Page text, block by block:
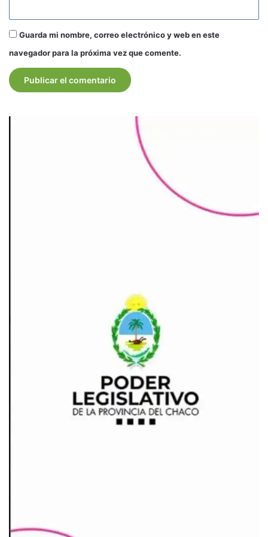
Guarda mi nombre, correo electrónico y web en este
navegador para la próxima vez que comente.